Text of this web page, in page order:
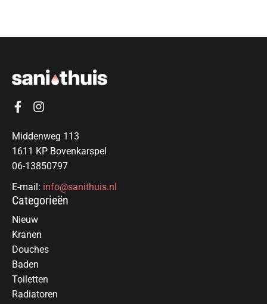
Middenweg 113
1611 KP Bovenkarspel
06-13850797
E-mail: info@sanithuis.nl
Categorieën
Nieuw
Kranen
Douches
Baden
Toiletten
Radiatoren